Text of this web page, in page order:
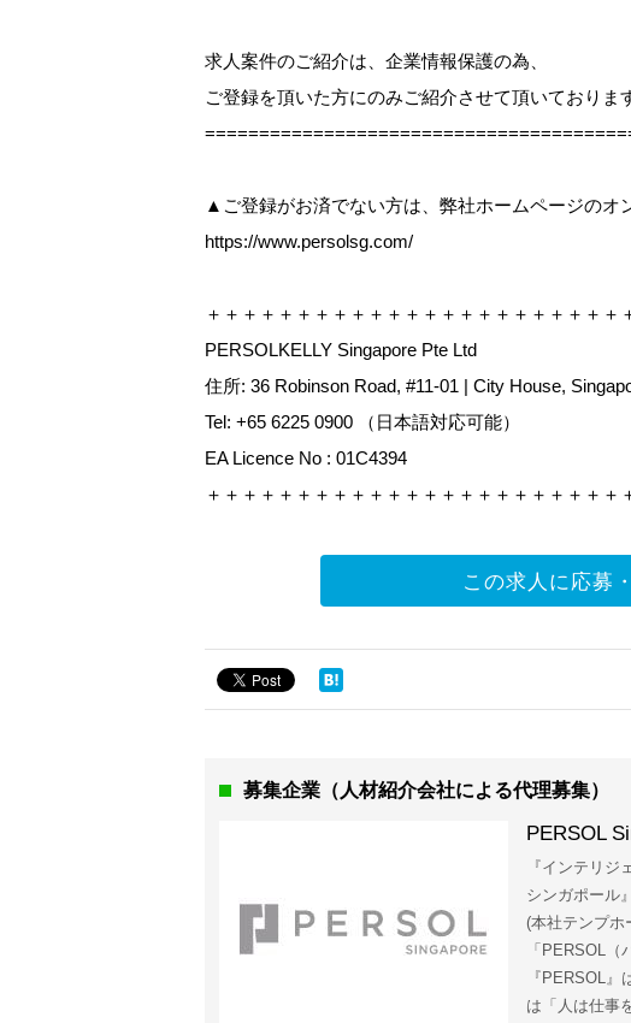
求人案件のご紹介は、企業情報保護の為、
ご登録を頂いた方にのみご紹介させて頂いておりま
▲ご登録がお済でない方は、弊社ホームページのオ
https://www.persolsg.com/
＋＋＋＋＋＋＋＋＋＋＋＋＋＋＋＋＋＋＋＋＋＋＋
PERSOLKELLY Singapore Pte Ltd
住所: 36 Robinson Road, #11-01 | City House,
Tel: +65 6225 0900 （日本語対応可能）
EA Licence No : 01C4394
＋＋＋＋＋＋＋＋＋＋＋＋＋＋＋＋＋＋＋＋＋＋＋
この求人に応募
募集企業（人材紹介会社による代理募集）
PERSOL
『インテリ
シンガポール
(本社テンプホ
「PERSOL
『PERSOL
は「人は仕事